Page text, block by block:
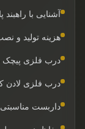
آشنایی با
هزینه تولید و
درب فلزی
درب فلزی لادن
داربست